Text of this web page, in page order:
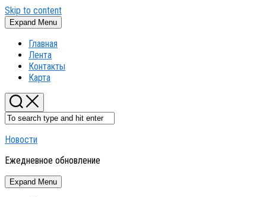
Skip to content
Expand Menu
Главная
Лента
Контакты
Карта
Новости
Ежедневное обновление
Expand Menu